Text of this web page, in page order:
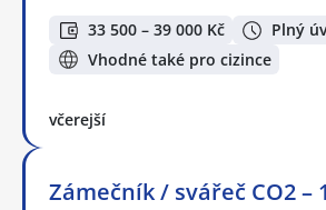
33 500 – 39 000 Kč
Plný
Vhodné také pro cizince
včerejší
Zámečník / svářeč CO2 – 1